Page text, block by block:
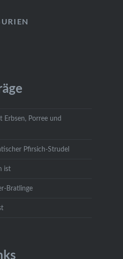
Erbsen, Porree und
Pfirsich-Strudel
ist
Bratlinge